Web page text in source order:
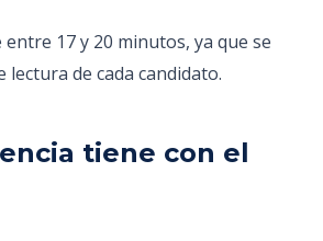
17 y 20 minutos, ya que se
lectura de cada candidato.
tiene con el